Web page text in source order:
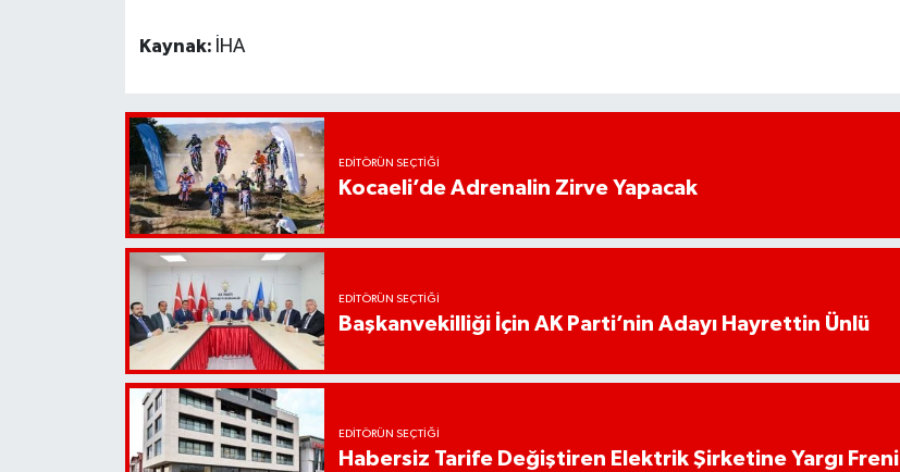
Kaynak: İHA
EDITÖRÜN SEÇTIĞI
Kocaeli’de Adrenalin Zirve Yapacak
EDITÖRÜN SEÇTIĞI
Başkanvekilliği İçin AK Parti’nin Adayı Hayrettin Ünlü
EDITÖRÜN SEÇTIĞI
Habersiz Tarife Değiştiren Elektrik Şirketine Yargı Freni